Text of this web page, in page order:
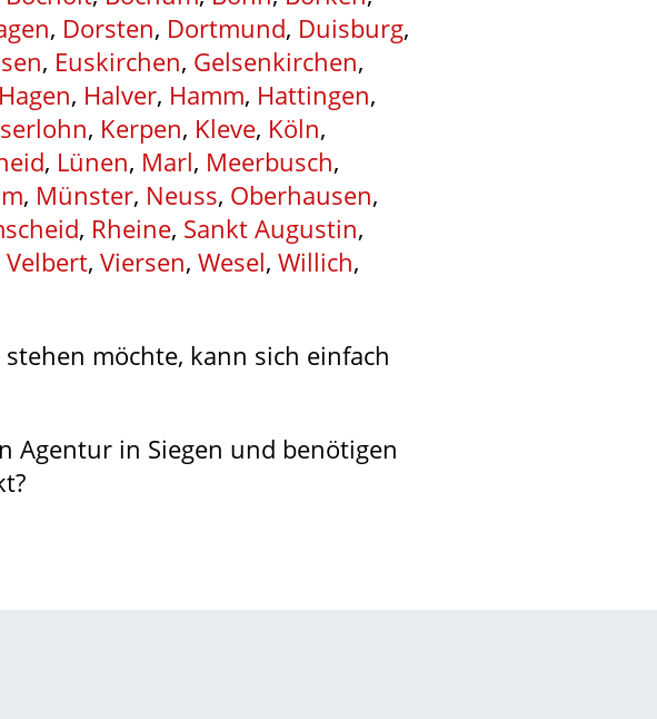
, Dorsten, Dortmund, Duisburg,
, Euskirchen, Gelsenkirchen,
Hagen, Halver, Hamm, Hattingen,
, Kerpen, Kleve, Köln,
, Lünen, Marl, Meerbusch,
, Münster, Neuss, Oberhausen,
, Rheine, Sankt Augustin,
Velbert, Viersen, Wesel, Willich,
möchte, kann sich einfach
Agentur in Siegen und benötigen